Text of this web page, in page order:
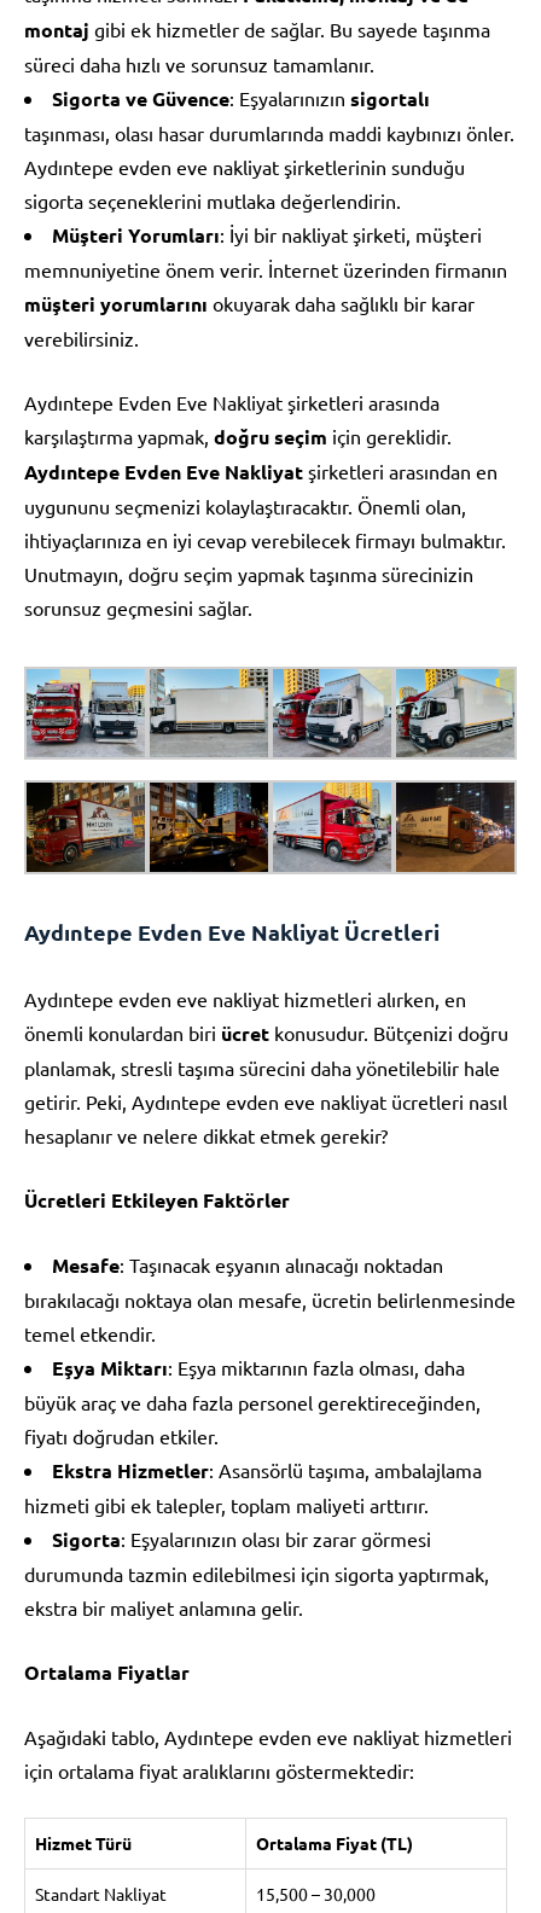
montaj gibi ek hizmetler de sağlar. Bu sayede taşınma
süreci daha hızlı ve sorunsuz tamamlanır.
Sigorta ve Güvence: Eşyalarınızın sigortalı
taşınması, olası hasar durumlarında maddi kaybınızı önler.
Aydıntepe evden eve nakliyat şirketlerinin sunduğu
sigorta seçeneklerini mutlaka değerlendirin.
Müşteri Yorumları: İyi bir nakliyat şirketi, müşteri
memnuniyetine önem verir. İnternet üzerinden firmanın
müşteri yorumlarını okuyarak daha sağlıklı bir karar
verebilirsiniz.
Aydıntepe Evden Eve Nakliyat şirketleri arasında
karşılaştırma yapmak, doğru seçim için gereklidir.
Aydıntepe Evden Eve Nakliyat şirketleri arasından en
uygununu seçmenizi kolaylaştıracaktır. Önemli olan,
ihtiyaçlarınıza en iyi cevap verebilecek firmayı bulmaktır.
Unutmayın, doğru seçim yapmak taşınma sürecinizin
sorunsuz geçmesini sağlar.
Aydıntepe Evden Eve Nakliyat Ücretleri
Aydıntepe evden eve nakliyat hizmetleri alırken, en
önemli konulardan biri ücret konusudur. Bütçenizi doğru
planlamak, stresli taşıma sürecini daha yönetilebilir hale
getirir. Peki, Aydıntepe evden eve nakliyat ücretleri nasıl
hesaplanır ve nelere dikkat etmek gerekir?
Ücretleri Etkileyen Faktörler
Mesafe: Taşınacak eşyanın alınacağı noktadan
bırakılacağı noktaya olan mesafe, ücretin belirlenmesinde
temel etkendir.
Eşya Miktarı: Eşya miktarının fazla olması, daha
büyük araç ve daha fazla personel gerektireceğinden,
fiyatı doğrudan etkiler.
Ekstra Hizmetler: Asansörlü taşıma, ambalajlama
hizmeti gibi ek talepler, toplam maliyeti arttırır.
Sigorta: Eşyalarınızın olası bir zarar görmesi
durumunda tazmin edilebilmesi için sigorta yaptırmak,
ekstra bir maliyet anlamına gelir.
Ortalama Fiyatlar
Aşağıdaki tablo, Aydıntepe evden eve nakliyat hizmetleri
için ortalama fiyat aralıklarını göstermektedir:
Hizmet Türü Ortalama Fiyat (TL)
Standart Nakliyat 15,500 – 30,000